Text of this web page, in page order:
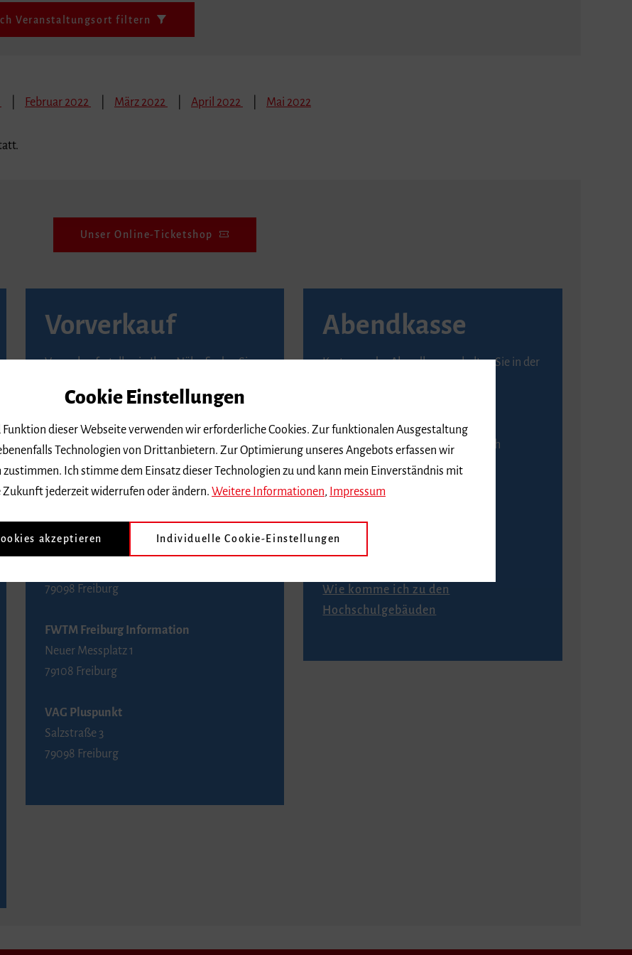
Veranstaltungsort filtern
Februar 2022 März 2022 April 2022 Mai 2022
Unser Online-Ticketshop
Vorverkauf
Vorverkaufsstellen in Ihrer Nähe finden Sie
BZ-Kartenservice Freiburg
Kaiser-Joseph-Straße 229
79098 Freiburg
Telefon 0761 4968888 (Reservierungen sind
FWTM Tourist-Information
79098 Freiburg
FWTM Freiburg Information
Neuer Messplatz 1
79108 Freiburg
VAG Pluspunkt
Salzstraße 3
79098 Freiburg
Abendkasse
Karten an der Abendkasse erhalten Sie in der
An der Abendkasse ist ausschließlich
Barzahlung möglich.
Anfahrt
Wie komme ich zu den
Hochschulgebäuden
Cookie Einstellungen
dieser Webseite verwenden wir erforderliche Cookies. Zur funktionalen Ausgestaltung
Technologien von Drittanbietern. Zur Optimierung unseres Angebots erfassen wir
Ich stimme dem Einsatz dieser Technologien zu und kann mein Einverständnis mit
jederzeit widerrufen oder ändern. Weitere Informationen Impressum
akzeptieren Individuelle Cookie-Einstellungen